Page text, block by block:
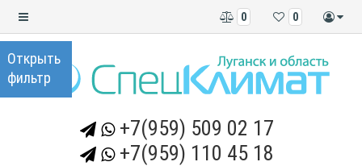
0
0
+7(959) 509 02 17
+7(959) 110 45 18